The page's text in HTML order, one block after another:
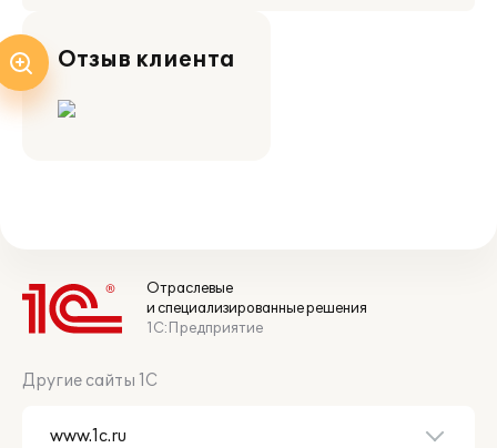
Отзыв клиента
Отраслевые
и специализированные решения
1С:Предприятие
Другие сайты 1С